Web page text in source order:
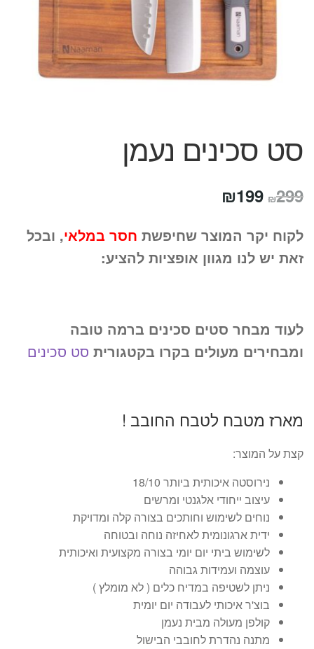
המותגים שלנו
חגים
מתנות לחנוכת בית
מתנות למטבח
מתכונים שלכם
תשלום
סט סכינים נעמן
₪299 המחיר
היה:
₪299.
₪199
הוא:
₪199.
לקוח יקר המוצר שחיפשת חסר במלאי, ובכל
זאת יש לנו מגוון אופציות להציע:
לעוד מבחר סטים סכינים ברמה טובה
ומבחירים מעולים בקרו בקטגורית סט סכינים
מארז מטבח לטבח החובב !
קצת על המוצר:
נירוסטה איכותית ביותר 18/10
עיצוב ייחודי אלגנטי ומרשים
נוחים לשימוש וחותכים בצורה קלה ומדויקת
ידית ארגונומית לאחיזה נוחה ובטוחה
לשימוש ביתי יום יומי בצורה מקצועית ואיכותית
עוצמה ועמידות גבוהה
ניתן לשטיפה במדיח כלים ( לא מומלץ )
בוצ'ר איכותי לעבודה יום יומית
קולפן מעולה מבית נעמן
מתנה נהדרת לחובבי הבישול